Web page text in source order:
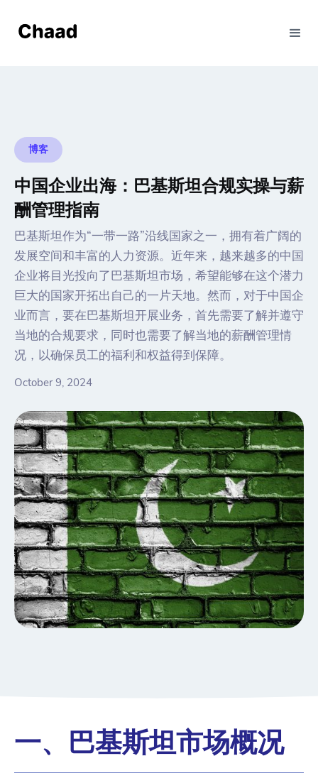
博客
中国企业出海：巴基斯坦合规实操与薪
酬管理指南
巴基斯坦作为“一带一路”沿线国家之一，拥有着广阔的
发展空间和丰富的人力资源。近年来，越来越多的中国
企业将目光投向了巴基斯坦市场，希望能够在这个潜力
巨大的国家开拓出自己的一片天地。然而，对于中国企
业而言，要在巴基斯坦开展业务，首先需要了解并遵守
当地的合规要求，同时也需要了解当地的薪酬管理情
况，以确保员工的福利和权益得到保障。
October 9, 2024
一、巴基斯坦市场概况